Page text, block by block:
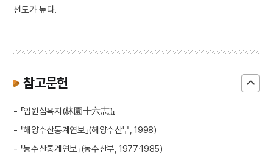
선도가 높다.
참고문헌
- 『임원십육지(林園十六志)』
- 『해양수산통계연보』(해양수산부, 1998)
- 『농수산통계연보』(농수산부, 1977·1985)